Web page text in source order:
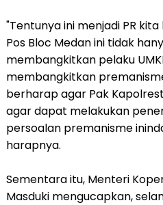
"Tentunya ini menjadi PR
Pos Bloc Medan ini tidak
membangkitkan pelaku
membangkitkan
berharap agar Pak
agar dapat melakukan
persoalan premanisme
harapnya.
Sementara itu, Menteri
Masduki mengucapkan,